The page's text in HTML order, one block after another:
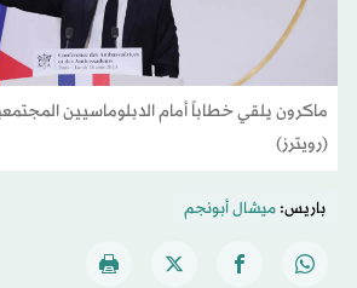
ماكرون يلقي خطاباً أمام الدبلوماسيين
(رويترز)
باريس:ميشال أبونجم